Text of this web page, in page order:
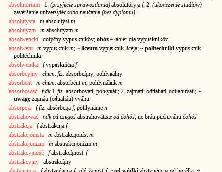
absolutorium 1. (przyjęcie sprawozdania) absolutóryja f; 2. (ukończenie studiów)
zavéršanie universytéćkoho naučánia (bez dyplomu)
absolutysta
m absolutýst m
absolutyzm
m absolutýzm m
absolwencki dotýčny vypusknikôv; obóz ~ łáhier dla vypusknikôv
absolwent
m vypuskník m; ~ liceum vypuskník licéja; ~ politechniki vypuskník
politéchniki
absolwentka
fvypusknícia f
absorbcyjny
chem. fiz. absorbcíjny; pohłynálny
absorbent
m chem. absorbént m , pohłynálnik m
absorbować
ndk1. fiz. absorbováti, pohłynáti; 2. zajmáti; odtiaháti, odtiáhuvati; ~
uwagę zajmáti (odtiaháti) vváhu
absorpcja
f fiz. absórbcija f, pohłynánie n
abstrahować
ndk od czegoś abstrahovátisie od čohóś; ne bráti pud uváhu čohóś
abstrakcja
fabstrákcija f
abstrakcjonista
m abstrakcijoníst m
abstrakcjonizm
m abstrakcijonízm m
abstrakcyjność
fabstrakcíjnosť f
abstrakcyjny abstrakcíjny
abstynencja
fabstynéncija f, zdéržanosť f; ~ od wódki abstynéncija od horêłki; ~